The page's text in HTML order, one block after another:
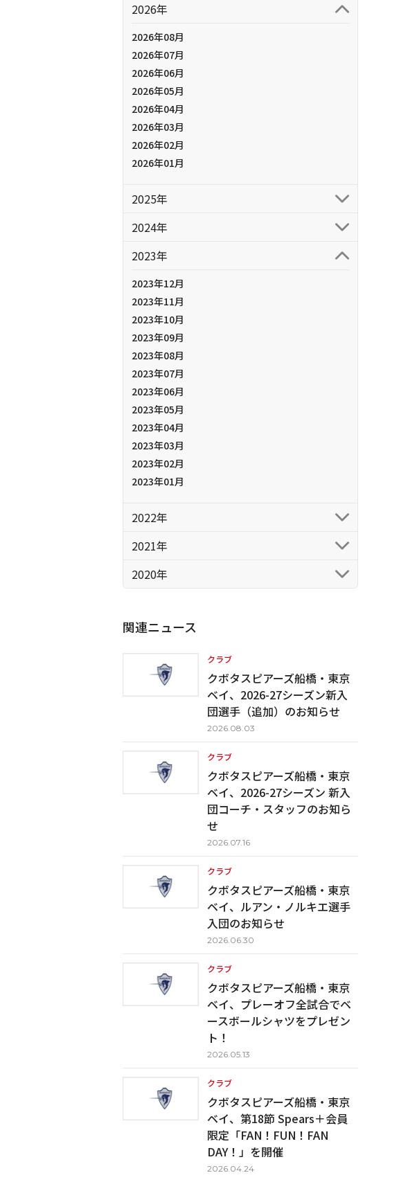
2026年
2026年08月
2026年07月
2026年06月
2026年05月
2026年04月
2026年03月
2026年02月
2026年01月
2025年
2024年
2023年
2023年12月
2023年11月
2023年10月
2023年09月
2023年08月
2023年07月
2023年06月
2023年05月
2023年04月
2023年03月
2023年02月
2023年01月
2022年
2021年
2020年
関連ニュース
クラブ
クボタスピアーズ船橋・東京
ベイ、2026-27シーズン新入
団選手（追加）のお知らせ
2026.08.03
クラブ
クボタスピアーズ船橋・東京
ベイ、2026-27シーズン 新入
団コーチ・スタッフのお知ら
せ
2026.07.16
クラブ
クボタスピアーズ船橋・東京
ベイ、ルアン・ノルキエ選手
入団のお知らせ
2026.06.30
クラブ
クボタスピアーズ船橋・東京
ベイ、プレーオフ全試合でベ
ースボールシャツをプレゼン
ト！
2026.05.13
クラブ
クボタスピアーズ船橋・東京
ベイ、第18節 Spears＋会員
限定「FAN！FUN！FAN
DAY！」を開催
2026.04.24